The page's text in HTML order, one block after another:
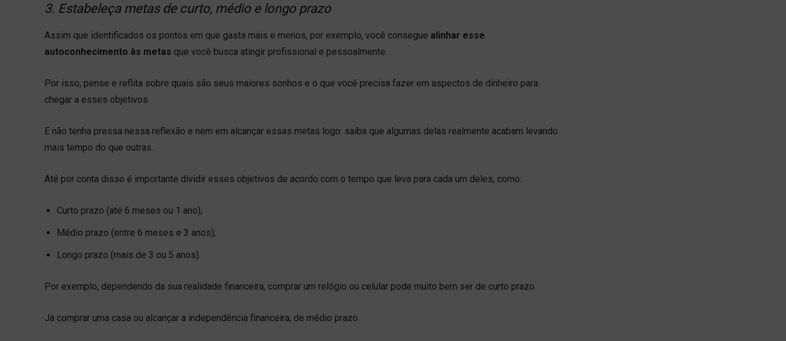
3. Estabeleça metas de curto, médio e longo prazo
Assim que identificados os pontos em que gasta mais e menos, por exemplo, você consegue alinhar esse
autoconhecimento às metas que você busca atingir profissional e pessoalmente.
Por isso, pense e reflita sobre quais são seus maiores sonhos e o que você precisa fazer em aspectos de dinheiro para
chegar a esses objetivos.
E não tenha pressa nessa reflexão e nem em alcançar essas metas logo: saiba que algumas delas realmente acabam levando
mais tempo do que outras.
Até por conta disso é importante dividir esses objetivos de acordo com o tempo que leva para cada um deles, como:
Curto prazo (até 6 meses ou 1 ano);
Médio prazo (entre 6 meses e 3 anos);
Longo prazo (mais de 3 ou 5 anos).
Por exemplo, dependendo da sua realidade financeira, comprar um relógio ou celular pode muito bem ser de curto prazo.
Já comprar uma casa ou alcançar a independência financeira, de médio prazo.